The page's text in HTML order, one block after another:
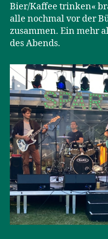
Bier/Kaffee trinken«
alle nochmal vor der
zusammen. Ein mehr
des Abends.